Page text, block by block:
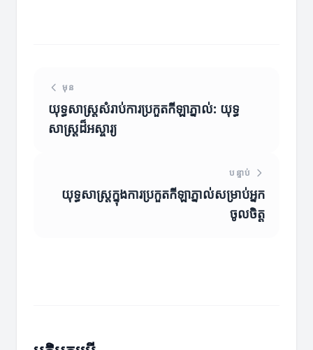
មុន
យុទ្ធសាស្ត្រសំរាប់ការប្រកួតកីឡាភ្នាល់: យុទ្ធ
សាស្ត្រដ៏អស្ចារ្យ
បន្ទាប់
យុទ្ធសាស្ត្រក្នុងការប្រកួតកីឡាភ្នាល់សម្រាប់អ្នក
ចូលចិត្ត